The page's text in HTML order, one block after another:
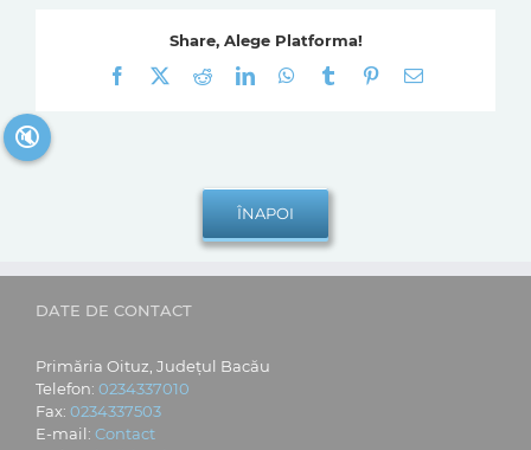
Share, Alege Platforma!
Facebook
RedditLinkedInWhatsApp
Tumblr Pinterest
E-
DATE DE CONTACT
Primăria Oituz, Județul Bacău
Telefon: 0234337010
Fax: 0234337503
E-mail: Contact
🔇